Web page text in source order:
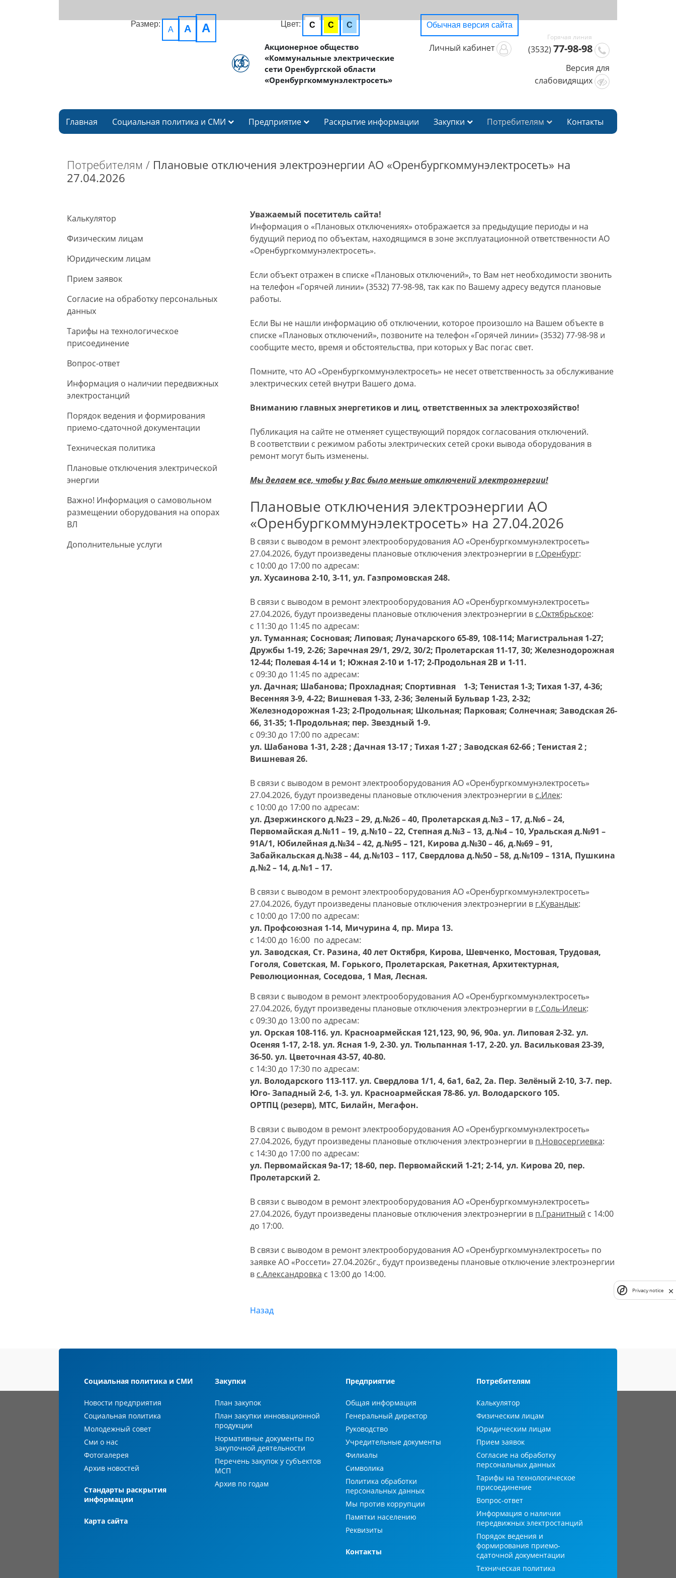
Размер:
A A A Цвет: C C C Обычная версия сайта
Акционерное общество
«Коммунальные электрические
сети Оренбургской области
«Оренбургкоммунэлектросеть»
Личный кабинет (3532) 77-98-98
Версия для
слабовидящих
Главная Социальная политика и СМИ Предприятие Раскрытие информации Закупки Потребителям Контакты
Потребителям / Плановые отключения электроэнергии АО «Оренбургкоммунэлектросеть» на
27.04.2026
Калькулятор
Физическим лицам
Юридическим лицам
Прием заявок
Согласие на обработку персональных
данных
Тарифы на технологическое
присоединение
Вопрос-ответ
Информация о наличии передвижных
электростанций
Порядок ведения и формирования
приемо-сдаточной документации
Техническая политика
Плановые отключения электрической
энергии
Важно! Информация о самовольном
размещении оборудования на опорах
ВЛ
Дополнительные услуги
Уважаемый посетитель сайта!
Информация о «Плановых отключениях» отображается за предыдущие периоды и на
будущий период по объектам, находящимся в зоне эксплуатационной ответственности АО
«Оренбургкоммунэлектросеть».
Если объект отражен в списке «Плановых отключений», то Вам нет необходимости звонить
на телефон «Горячей линии» (3532) 77-98-98, так как по Вашему адресу ведутся плановые
работы.
Если Вы не нашли информацию об отключении, которое произошло на Вашем объекте в
списке «Плановых отключений», позвоните на телефон «Горячей линии» (3532) 77-98-98 и
сообщите место, время и обстоятельства, при которых у Вас погас свет.
Помните, что АО «Оренбургкоммунэлектросеть» не несет ответственность за обслуживание
электрических сетей внутри Вашего дома.
Вниманию главных энергетиков и лиц, ответственных за электрохозяйство!
Публикация на сайте не отменяет существующий порядок согласования отключений.
В соответствии с режимом работы электрических сетей сроки вывода оборудования в
ремонт могут быть изменены.
Мы делаем все, чтобы у Вас было меньше отключений электроэнергии!
Плановые отключения электроэнергии АО
«Оренбургкоммунэлектросеть» на 27.04.2026
В связи с выводом в ремонт электрооборудования АО «Оренбургкоммунэлектросеть»
27.04.2026, будут произведены плановые отключения электроэнергии в г.Оренбург:
с 10:00 до 17:00 по адресам:
ул. Хусаинова 2-10, 3-11, ул. Газпромовская 248.
В связи с выводом в ремонт электрооборудования АО «Оренбургкоммунэлектросеть»
27.04.2026, будут произведены плановые отключения электроэнергии в с.Октябрьское:
с 11:30 до 11:45 по адресам:
ул. Туманная; Сосновая; Липовая; Луначарского 65-89, 108-114; Магистральная 1-27;
Дружбы 1-19, 2-26; Заречная 29/1, 29/2, 30/2; Пролетарская 11-17, 30; Железнодорожная
12-44; Полевая 4-14 и 1; Южная 2-10 и 1-17; 2-Продольная 2В и 1-11.
с 09:30 до 11:45 по адресам:
ул. Дачная; Шабанова; Прохладная; Спортивная 1-3; Тенистая 1-3; Тихая 1-37, 4-36;
Весенняя 3-9, 4-22; Вишневая 1-33, 2-36; Зеленый Бульвар 1-23, 2-32;
Железнодорожная 1-23; 2-Продольная; Школьная; Парковая; Солнечная; Заводская 26-
66, 31-35; 1-Продольная; пер. Звездный 1-9.
с 09:30 до 17:00 по адресам:
ул. Шабанова 1-31, 2-28 ; Дачная 13-17 ; Тихая 1-27 ; Заводская 62-66 ; Тенистая 2 ;
Вишневая 26.
В связи с выводом в ремонт электрооборудования АО «Оренбургкоммунэлектросеть»
27.04.2026, будут произведены плановые отключения электроэнергии в с.Илек:
с 10:00 до 17:00 по адресам:
ул. Дзержинского д.№23 – 29, д.№26 – 40, Пролетарская д.№3 – 17, д.№6 – 24,
Первомайская д.№11 – 19, д.№10 – 22, Степная д.№3 – 13, д.№4 – 10, Уральская д.№91 –
91А/1, Юбилейная д.№34 – 42, д.№95 – 121, Кирова д.№30 – 46, д.№69 – 91,
Забайкальская д.№38 – 44, д.№103 – 117, Свердлова д.№50 – 58, д.№109 – 131А, Пушкина
д.№2 – 14, д.№1 – 17.
В связи с выводом в ремонт электрооборудования АО «Оренбургкоммунэлектросеть»
27.04.2026, будут произведены плановые отключения электроэнергии в г.Кувандык:
с 10:00 до 17:00 по адресам:
ул. Профсоюзная 1-14, Мичурина 4, пр. Мира 13.
с 14:00 до 16:00 по адресам:
ул. Заводская, Ст. Разина, 40 лет Октября, Кирова, Шевченко, Мостовая, Трудовая,
Гоголя, Советская, М. Горького, Пролетарская, Ракетная, Архитектурная,
Революционная, Соседова, 1 Мая, Лесная.
В связи с выводом в ремонт электрооборудования АО «Оренбургкоммунэлектросеть»
27.04.2026, будут произведены плановые отключения электроэнергии в г.Соль-Илецк:
с 09:30 до 13:00 по адресам:
ул. Орская 108-116. ул. Красноармейская 121,123, 90, 96, 90а. ул. Липовая 2-32. ул.
Осеняя 1-17, 2-18. ул. Ясная 1-9, 2-30. ул. Тюльпанная 1-17, 2-20. ул. Васильковая 23-39,
36-50. ул. Цветочная 43-57, 40-80.
с 14:30 до 17:30 по адресам:
ул. Володарского 113-117. ул. Свердлова 1/1, 4, 6а1, 6а2, 2а. Пер. Зелёный 2-10, 3-7. пер.
Юго- Западный 2-6, 1-3. ул. Красноармейская 78-86. ул. Володарского 105.
ОРТПЦ (резерв), МТС, Билайн, Мегафон.
В связи с выводом в ремонт электрооборудования АО «Оренбургкоммунэлектросеть»
27.04.2026, будут произведены плановые отключения электроэнергии в п.Новосергиевка:
с 14:30 до 17:00 по адресам:
ул. Первомайская 9а-17; 18-60, пер. Первомайский 1-21; 2-14, ул. Кирова 20, пер.
Пролетарский 2.
В связи с выводом в ремонт электрооборудования АО «Оренбургкоммунэлектросеть»
27.04.2026, будут произведены плановые отключения электроэнергии в п.Гранитный с 14:00
до 17:00.
В связи с выводом в ремонт электрооборудования АО «Оренбургкоммунэлектросеть» по
заявке АО «Россети» 27.04.2026г., будут произведены плановые отключение электроэнергии
в с.Александровка с 13:00 до 14:00.
Назад
Социальная политика и СМИ
Новости предприятия
Социальная политика
Молодежный совет
Сми о нас
Фотогалерея
Архив новостей
Стандарты раскрытия
информации
Карта сайта
Закупки
План закупок
План закупки инновационной
продукции
Нормативные документы по
закупочной деятельности
Перечень закупок у субъектов
МСП
Архив по годам
Предприятие
Общая информация
Генеральный директор
Руководство
Учредительные документы
Филиалы
Символика
Политика обработки
персональных данных
Мы против коррупции
Памятки населению
Реквизиты
Контакты
Потребителям
Калькулятор
Физическим лицам
Юридическим лицам
Прием заявок
Согласие на обработку
персональных данных
Тарифы на технологическое
присоединение
Вопрос-ответ
Информация о наличии
передвижных электростанций
Порядок ведения и
формирования приемо-
сдаточной документации
Техническая политика
Privacy notice